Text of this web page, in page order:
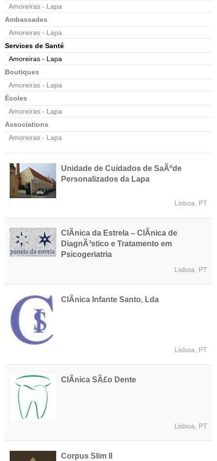
Amoreiras - Lapa
Ambassades
Amoreiras - Lapa
Services de Santé
Amoreiras - Lapa
Boutiques
Amoreiras - Lapa
Écoles
Amoreiras - Lapa
Associations
Amoreiras - Lapa
Unidade de Cuidados de SaÃºde
Personalizados da Lapa
Lisboa, PT
ClÃ­nica da Estrela – ClÃ­nica de
DiagnÃ³stico e Tratamento em
Psicogeriatria
Lisboa, PT
ClÃ­nica Infante Santo, Lda
Lisboa, PT
ClÃ­nica SÃ£o Dente
Lisboa, PT
Corpus Slim II